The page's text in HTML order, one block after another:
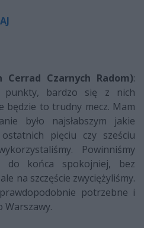
Czarnych Radom):
punkty, bardzo się z nich
będzie to trudny mecz. Mam
było najsłabszym jakie
pięciu czy sześciu
Powinniśmy
do końca spokojniej, bez
na szczęście zwyciężyliśmy.
potrzebne i
Warszawy.